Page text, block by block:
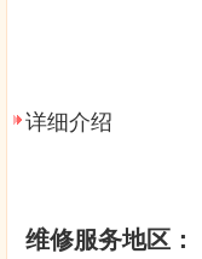
详细介绍
维修服务地区：